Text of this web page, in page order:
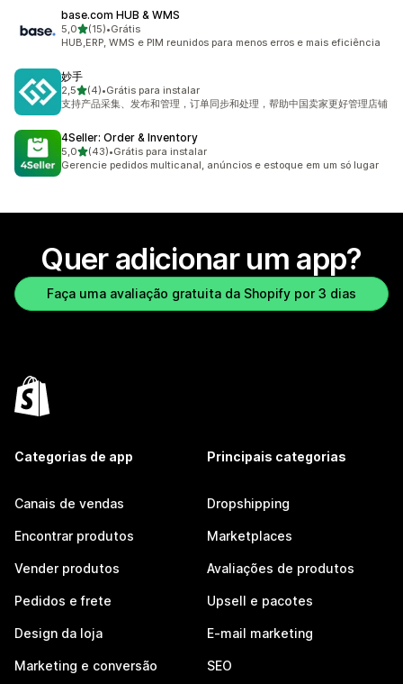
base.com HUB & WMS
5,0de 5 estrelas
(15)
15 avaliações ao todo
•Grátis
HUB,ERP, WMS e PIM reunidos para menos erros e mais eficiência
妙手
2,5de 5 estrelas
(4)
4 avaliações ao todo
•Grátis para instalar
支持产品采集、发布和管理，订单同步和处理，帮助中国卖家更好管理店铺
4Seller: Order & Inventory
5,0de 5 estrelas
(43)
43 avaliações ao todo
•Grátis para instalar
Gerencie pedidos multicanal, anúncios e estoque em um só lugar
Quer adicionar um app?
Faça uma avaliação gratuita da Shopify por 3 dias
Categorias de app
Canais de vendas
Encontrar produtos
Vender produtos
Pedidos e frete
Design da loja
Marketing e conversão
Principais categorias
Dropshipping
Marketplaces
Avaliações de produtos
Upsell e pacotes
E-mail marketing
SEO